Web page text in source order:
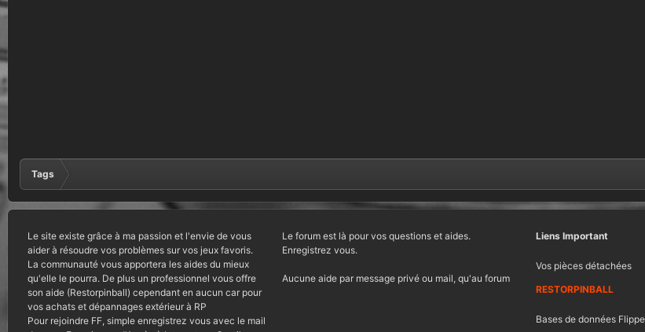
Tags
Le site existe grâce à ma passion et l'envie de vous
aider à résoudre vos problèmes sur vos jeux favoris.
La communauté vous apportera les aides du mieux
qu'elle le pourra. De plus un professionnel vous offre
son aide (Restorpinball) cependant en aucun car pour
vos achats et dépannages extérieur à RP
Pour rejoindre FF, simple enregistrez vous avec le mail
Le forum est là pour vos questions et aides.
Enregistrez vous.
Aucune aide par message privé ou mail, qu'au forum
Liens Important
Vos pièces détachées
RESTORPINBALL
Bases de données